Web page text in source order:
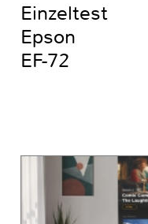
Einzeltest
Epson
EF-72